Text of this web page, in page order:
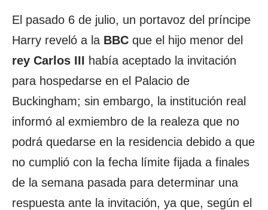
El pasado 6 de julio, un portavoz del príncipe
Harry reveló a la BBC que el hijo menor del
rey Carlos III había aceptado la invitación
para hospedarse en el Palacio de
Buckingham; sin embargo, la institución real
informó al exmiembro de la realeza que no
podrá quedarse en la residencia debido a que
no cumplió con la fecha límite fijada a finales
de la semana pasada para determinar una
respuesta ante la invitación, ya que, según el